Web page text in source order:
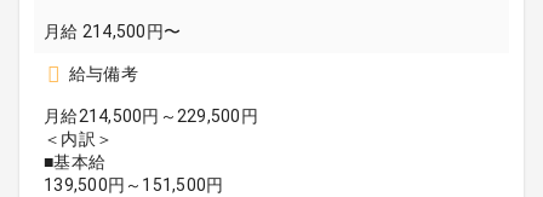
月給 214,500円〜
給与備考
月給214,500円～229,500円
＜内訳＞
■基本給
139,500円～151,500円